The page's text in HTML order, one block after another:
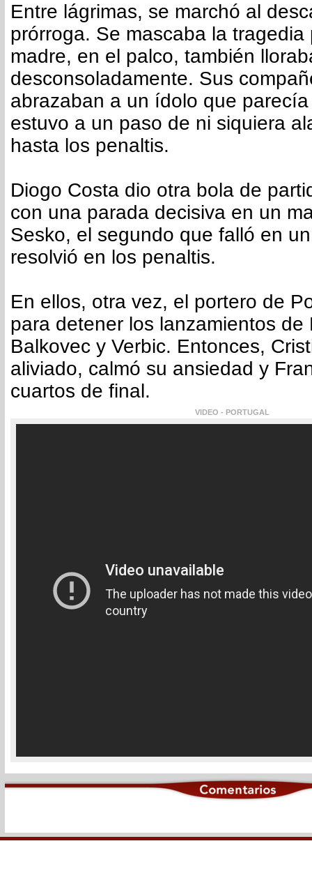
Entre lágrimas, se marchó al
prórroga. Se mascaba la
madre, en el palco, también
desconsoladamente. Sus
abrazaban a un ídolo que
estuvo a un paso de ni siquiera
hasta los penaltis.
Diogo Costa dio otra bola de
con una parada decisiva en un
Sesko, el segundo que falló en
resolvió en los penaltis.
En ellos, otra vez, el portero de
para detener los lanzamientos de
Balkovec y Verbic. Entonces,
aliviado, calmó su ansiedad y
cuartos de final.
VIDEO - PORTUGAL